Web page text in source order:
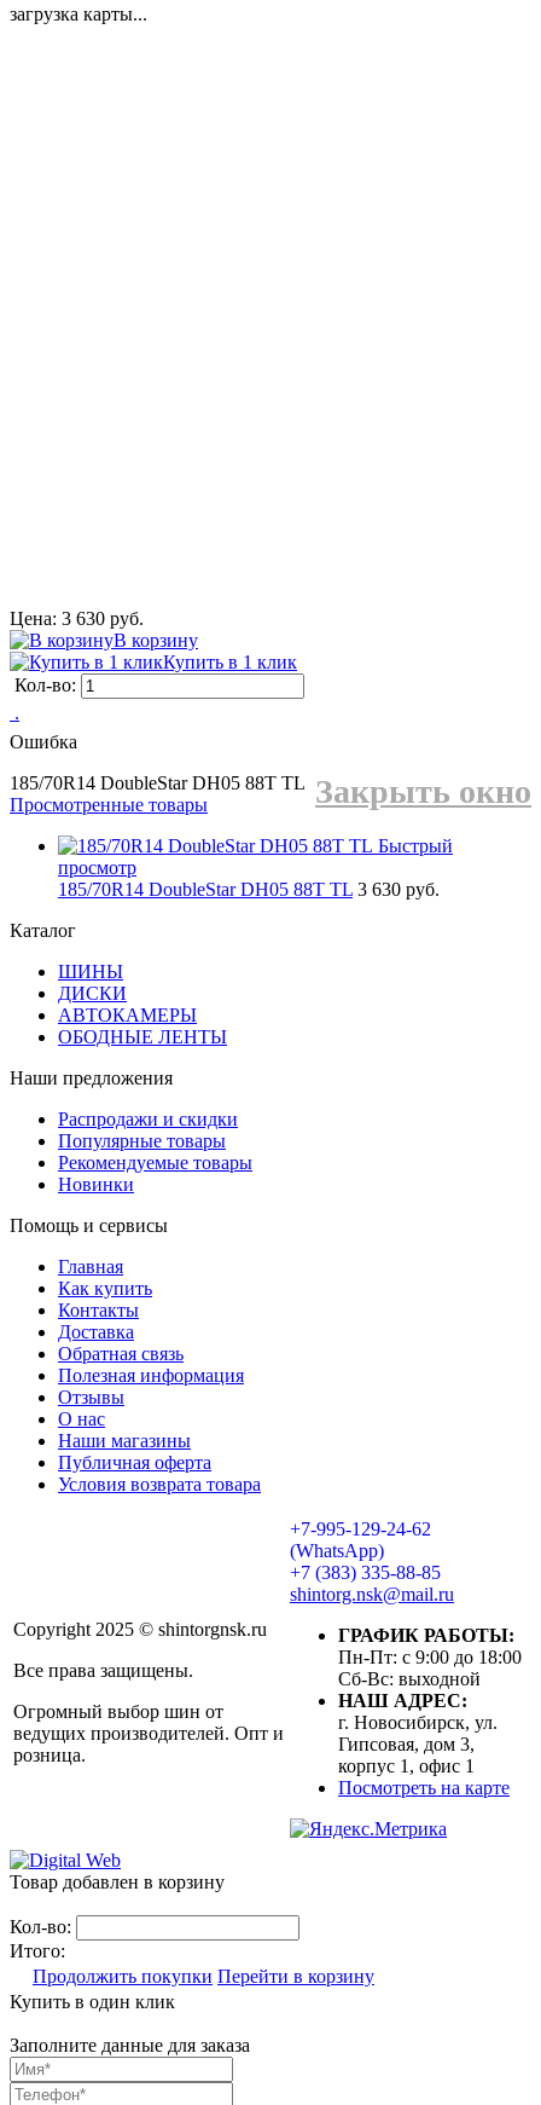
загрузка карты...
Цена: 3 630 руб.
В корзину
Купить в 1 клик
Кол-во:
 .
Ошибка
Закрыть окно
185/70R14 DoubleStar DH05 88T TL
Просмотренные товары
Быстрый
просмотр
185/70R14 DoubleStar DH05 88T TL 3 630 руб.
Каталог
ШИНЫ
ДИСКИ
АВТОКАМЕРЫ
ОБОДНЫЕ ЛЕНТЫ
Наши предложения
Распродажи и скидки
Популярные товары
Рекомендуемые товары
Новинки
Помощь и сервисы
Главная
Как купить
Контакты
Доставка
Обратная связь
Полезная информация
Отзывы
О нас
Наши магазины
Публичная оферта
Условия возврата товара
Copyright 2025 © shintorgnsk.ru
Все права защищены.
Огромный выбор шин от
ведущих производителей. Опт и
розница.
+7-995-129-24-62
(WhatsApp)
+7 (383) 335-88-85
shintorg.nsk@mail.ru
ГРАФИК РАБОТЫ:
Пн-Пт: с 9:00 до 18:00
Сб-Вс: выходной
НАШ АДРЕС:
г. Новосибирск, ул.
Гипсовая, дом 3,
корпус 1, офис 1
Посмотреть на карте
Товар добавлен в корзину
Кол-во:
Итого:
Продолжить покупки Перейти в корзину
Купить в один клик
Заполните данные для заказа